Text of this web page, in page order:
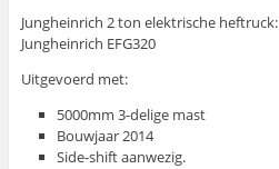
Jungheinrich 2 ton elektrische heftruck:
Jungheinrich EFG320
Uitgevoerd met:
5000mm 3-delige mast
Bouwjaar 2014
Side-shift aanwezig.